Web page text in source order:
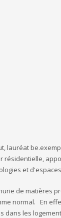
lauréat
résidentielle,
et
de matières
normal. En
dans les